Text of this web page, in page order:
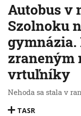
Autobus v
Szolnoku
gymnázia.
zraneným
vrtuľníky
Nehoda sa stala v
TASR